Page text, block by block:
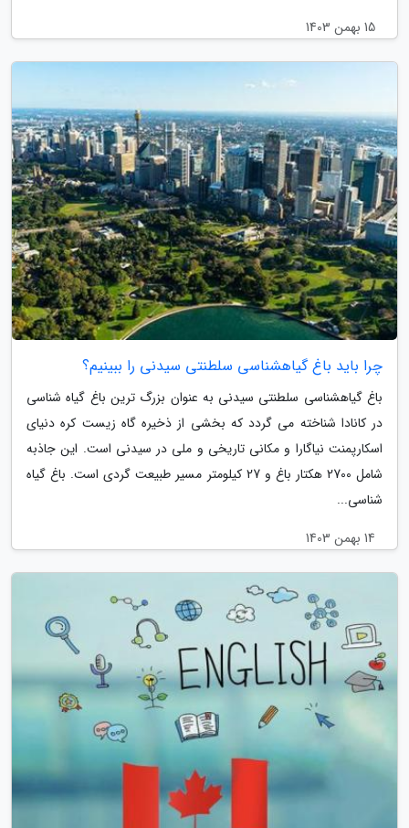
15 بهمن 1403
چرا باید باغ گیاهشناسی سلطنتی سیدنی را ببینیم؟
باغ گیاهشناسی سلطنتی سیدنی به عنوان بزرگ ترین باغ گیاه شناسی
در کانادا شناخته می گردد که بخشی از ذخیره گاه زیست کره دنیای
اسکارپمنت نیاگارا و مکانی تاریخی و ملی در سیدنی است. این جاذبه
شامل 2700 هکتار باغ و 27 کیلومتر مسیر طبیعت گردی است. باغ گیاه
شناسی...
14 بهمن 1403